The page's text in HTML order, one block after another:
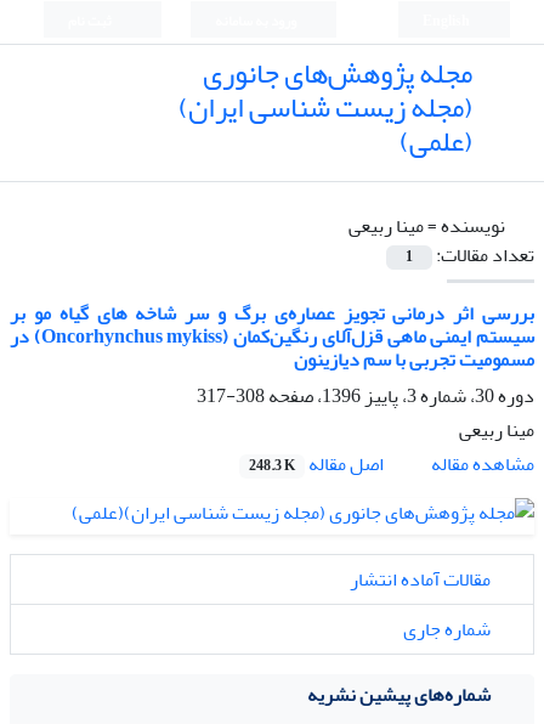
مجله پژوهش‌های جانوری
(مجله زیست شناسی ایران)
(علمی)
نویسنده =مینا ربیعی
تعداد مقالات:
1
بررسی اثر درمانی تجویز عصاره‌ی برگ و سر شاخه های گیاه مو بر
سیستم ایمنی ماهی قزل‌آلای رنگین‌کمان (Oncorhynchus mykiss) در
مسمومیت تجربی با سم دیازینون
دوره 30، شماره 3، پاییز 1396، صفحه
308-317
مینا ربیعی
مشاهده مقاله
اصل مقاله 248.3 K
مقالات آماده انتشار
شماره جاری
شماره‌های پیشین نشریه